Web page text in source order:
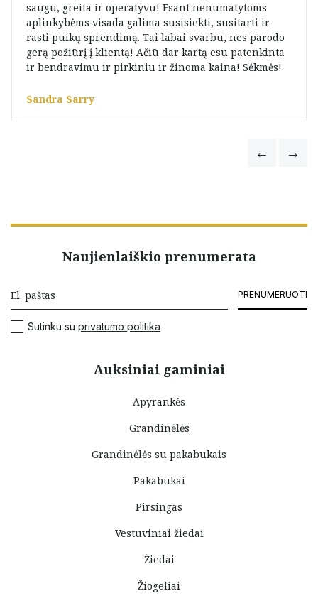
saugu, greita ir operatyvu! Esant nenumatytoms
aplinkybėms visada galima susisiekti, susitarti ir
rasti puikų sprendimą. Tai labai svarbu, nes parodo
gerą požiūrį į klientą! Ačiū dar kartą esu patenkinta
ir bendravimu ir pirkiniu ir žinoma kaina! Sėkmės!
Sandra Sarry
Auksiniai gaminiai
Apyrankės
Grandinėlės
Grandinėlės su pakabukais
Pakabukai
Pirsingas
Vestuviniai žiedai
Žiedai
Žiogeliai
Naujienlaiškio prenumerata
PRENUMERUOTI
Sutinku su privatumo politika